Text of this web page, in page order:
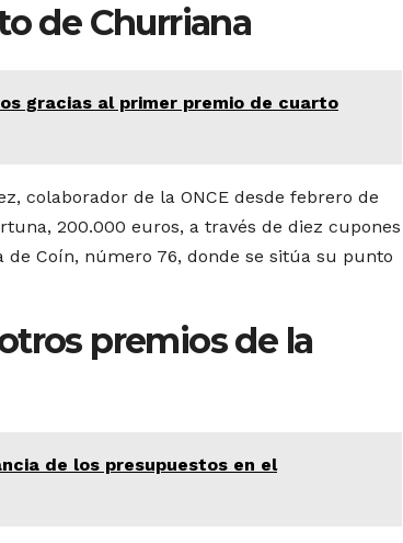
de Churriana
gracias al primer premio de cuarto
colaborador de la ONCE desde febrero de
200.000 euros, a través de diez cupones
Coín, número 76, donde se sitúa su punto
premios de la
de los presupuestos en el